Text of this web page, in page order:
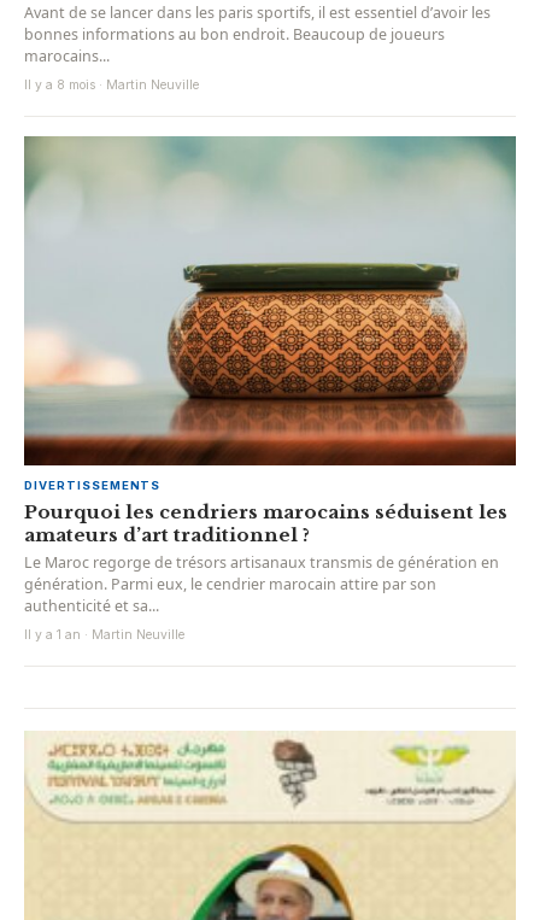
Avant de se lancer dans les paris sportifs, il est essentiel d’avoir les
bonnes informations au bon endroit. Beaucoup de joueurs
marocains...
Il y a 8 mois · Martin Neuville
DIVERTISSEMENTS
Pourquoi les cendriers marocains séduisent les
amateurs d’art traditionnel ?
Le Maroc regorge de trésors artisanaux transmis de génération en
génération. Parmi eux, le cendrier marocain attire par son
authenticité et sa...
Il y a 1 an · Martin Neuville